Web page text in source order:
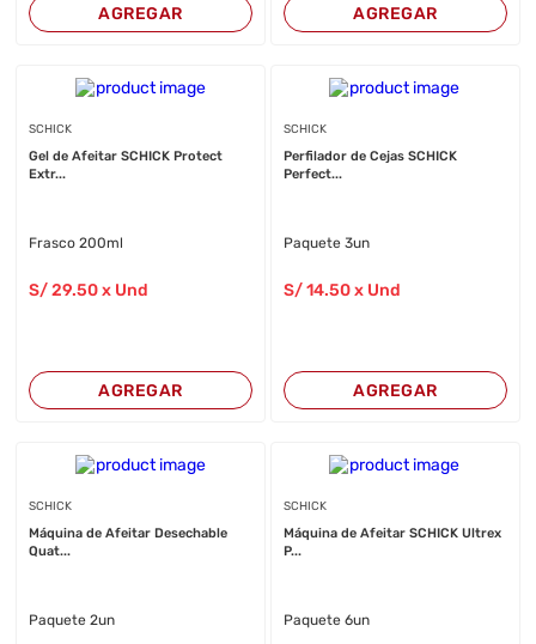
AGREGAR AGREGAR
SCHICK
Gel de Afeitar SCHICK Protect
Extr...
Frasco 200ml
S/29.50 x Und
AGREGAR
SCHICK
Perfilador de Cejas SCHICK
Perfect...
Paquete 3un
S/14.50x Und
AGREGAR
SCHICK
Máquina de Afeitar Desechable
Quat...
Paquete 2un
SCHICK
Máquina de Afeitar SCHICK Ultrex
P...
Paquete 6un